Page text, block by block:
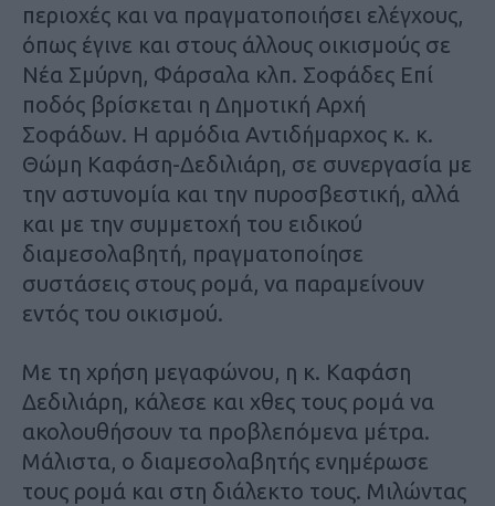
περιοχές και να πραγματοποιήσει ελέγχους,
όπως έγινε και στους άλλους οικισμούς σε
Νέα Σμύρνη, Φάρσαλα κλπ. Σοφάδες Επί
ποδός βρίσκεται η Δημοτική Αρχή
Σοφάδων. Η αρμόδια Αντιδήμαρχος κ. κ.
Θώμη Καφάση-Δεδιλιάρη, σε συνεργασία με
την αστυνομία και την πυροσβεστική, αλλά
και με την συμμετοχή του ειδικού
διαμεσολαβητή, πραγματοποίησε
συστάσεις στους ρομά, να παραμείνουν
εντός του οικισμού.
Με τη χρήση μεγαφώνου, η κ. Καφάση
Δεδιλιάρη, κάλεσε και χθες τους ρομά να
ακολουθήσουν τα προβλεπόμενα μέτρα.
Μάλιστα, ο διαμεσολαβητής ενημέρωσε
τους ρομά και στη διάλεκτο τους. Μιλώντας